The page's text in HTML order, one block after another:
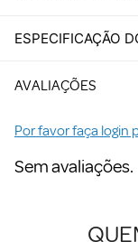
ESPECIFICAÇÃO
AVALIAÇÕES
Por favor faça login
Sem avaliações.